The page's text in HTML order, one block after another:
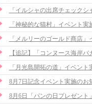
「イルシャの出席チェック
「神秘的な猫村」イベント実
「メルリーのゴールド商店
「月光島開拓の道」イベント
8月7日記念イベント実施のお
8月6日「パンの日プレゼント